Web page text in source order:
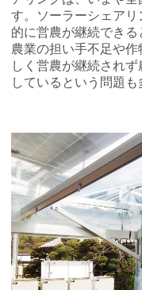
す。ソーラーシェア
的に営農が継続できる
農業の担い手不足や
しく営農が継続され
しているという問題も